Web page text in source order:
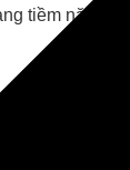
tiềm năng.
để tạo lợi